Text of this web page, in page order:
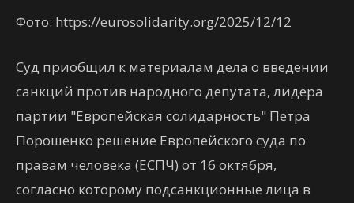
Фото: https://eurosolidarity.org/2025/12/12
Суд приобщил к материалам дела о введении
санкций против народного депутата, лидера
партии "Европейская солидарность" Петра
Порошенко решение Европейского суда по
правам человека (ЕСПЧ) от 16 октября,
согласно которому подсанкционные лица в